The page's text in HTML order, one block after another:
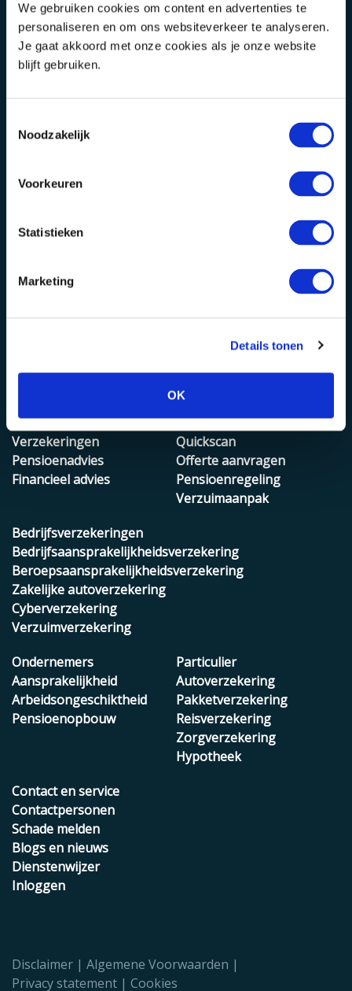
We gebruiken cookies om content en advertenties te
personaliseren en om ons websiteverkeer te analyseren.
Je gaat akkoord met onze cookies als je onze website
blijft gebruiken.
Noodzakelijk
Voorkeuren
Statistieken
Marketing
Details tonen
OK
Alphen aan den Rijn
Rotterdam
info@vmdkoster.nl
Wij zijn aangesloten bij
Risicobeheer
Verzekeringen
Pensioenadvies
Financieel advies
Zakelijk
Verzekeren
Quickscan
Offerte aanvragen
Pensioenregeling
Verzuimaanpak
Bedrijfsverzekeringen
Bedrijfsaansprakelijkheidsverzekering
Beroepsaansprakelijkheidsverzekering
Zakelijke autoverzekering
Cyberverzekering
Verzuimverzekering
Ondernemers
Aansprakelijkheid
Arbeidsongeschiktheid
Pensioenopbouw
Particulier
Autoverzekering
Pakketverzekering
Reisverzekering
Zorgverzekering
Hypotheek
Contact en service
Contactpersonen
Schade melden
Blogs en nieuws
Dienstenwijzer
Inloggen
Disclaimer
Algemene Voorwaarden
Privacy statement
Cookies